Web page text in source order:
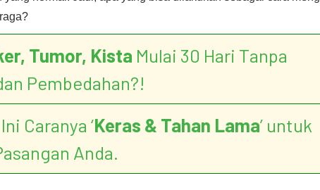
Tumor, Kista Mulai 30 Hari Tanpa
Pembedahan?!
Caranya ‘Keras & Tahan Lama’ untuk
Anda.